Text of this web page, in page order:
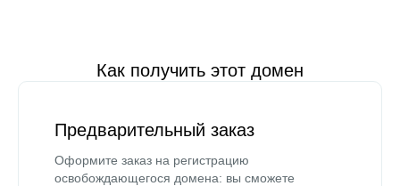
Как получить этот домен
Предварительный заказ
Оформите заказ на регистрацию
освобождающегося домена: вы сможете